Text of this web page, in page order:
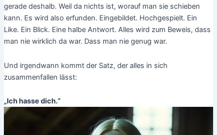
gerade deshalb. Weil da nichts ist, worauf man sie schieben
kann. Es wird also erfunden. Eingebildet. Hochgespielt. Ein
Like. Ein Blick. Eine halbe Antwort. Alles wird zum Beweis, dass
man nie wirklich da war. Dass man nie genug war.
Und irgendwann kommt der Satz, der alles in sich
zusammenfallen lässt:
„Ich hasse dich.“